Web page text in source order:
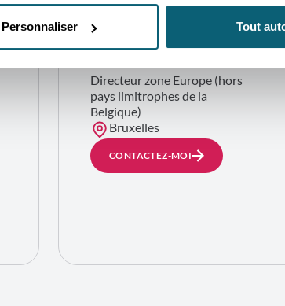
Personnaliser Tout
Yves
Directeur zone Europe (hors
pays limitrophes de la
Belgique)
Bruxelles
CONTACTEZ-MOI